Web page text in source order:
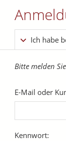
Ich habe
Bitte melden
E-Mail oder
Kennwort: